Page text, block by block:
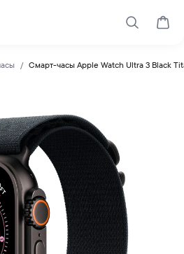
Поиск
Смарт-часы Apple Watch Ultra 3 Black